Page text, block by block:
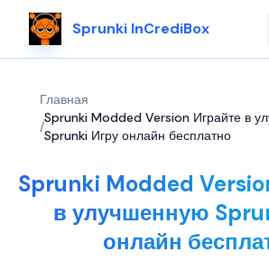
Sprunki InCrediBox
Главная
/
Sprunki Modded Version Играйте в
Sprunki Игру онлайн бесплатно
Sprunki Modded
в улучшенную
онлайн